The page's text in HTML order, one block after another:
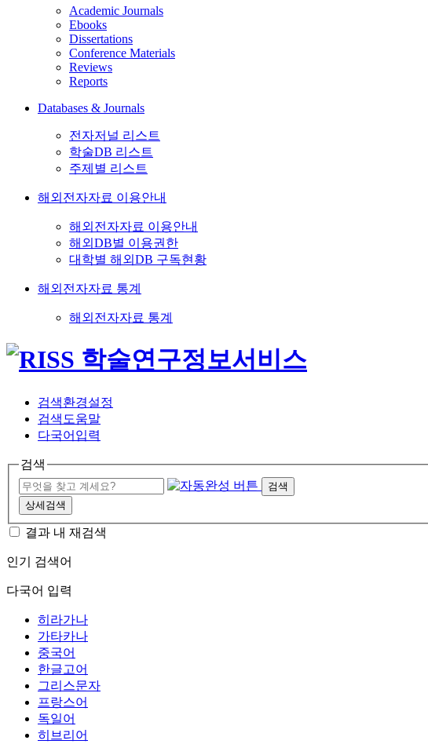
Academic Journals
Ebooks
Dissertations
Conference Materials
Reviews
Reports
Databases & Journals
전자저널 리스트
학술DB 리스트
주제별 리스트
해외전자자료 이용안내
해외전자자료 이용안내
해외DB별 이용권한
대학별 해외DB 구독현황
해외전자자료 통계
해외전자자료 통계
검색환경설정
검색도움말
다국어입력
검색
검색
상세검색
결과 내 재검색
인기 검색어
다국어 입력
히라가나
가타카나
중국어
한글고어
그리스문자
프랑스어
독일어
히브리어